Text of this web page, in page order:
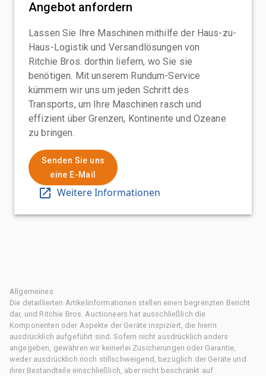
Angebot anfordern
Lassen Sie Ihre Maschinen mithilfe der Haus-zu-
Haus-Logistik und Versandlösungen von
Ritchie Bros. dorthin liefern, wo Sie sie
benötigen. Mit unserem Rundum-Service
kümmern wir uns um jeden Schritt des
Transports, um Ihre Maschinen rasch und
effizient über Grenzen, Kontinente und Ozeane
zu bringen.
Senden Sie uns
eine E-Mail
Weitere Informationen
Allgemeines
Die detaillierten Artikelinformationen stellen einen begrenzten Bericht
dar, und Ritchie Bros. Auctioneers hat ausschließlich die
Komponenten oder Aspekte der Geräte inspiziert, die hierin
ausdrücklich aufgeführt sind. Sofern nicht ausdrücklich anders
angegeben, gewähren wir keinerlei Zusicherungen oder Garantie,
weder ausdrücklich noch stillschweigend, bezüglich der Geräte und
ihrer Bestandteile einschließlich, aber nicht beschränkt auf